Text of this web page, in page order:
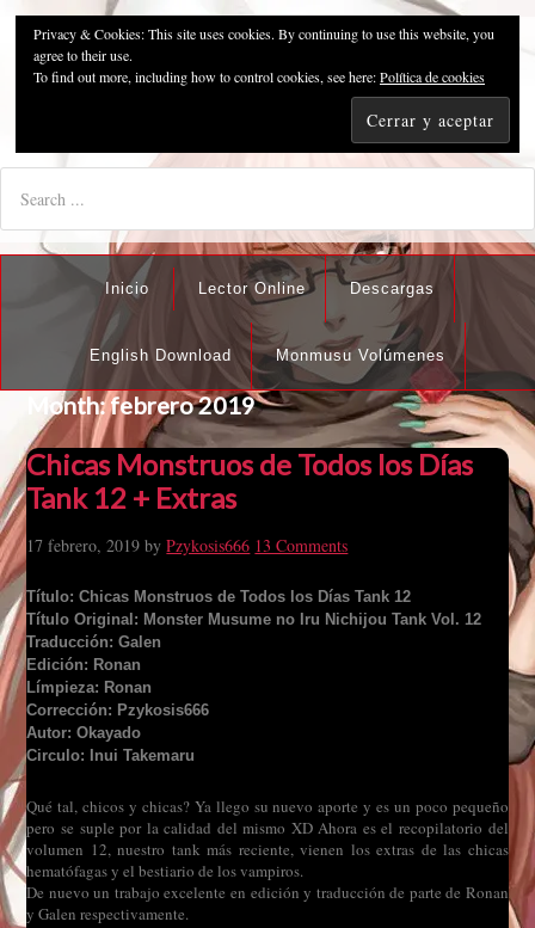
Pzykosis666HFansub
"I'm the best there is at what I do, but what I do best isn't very
Inicio Lector Online Descargas
English Download Monmusu Volúmenes
Month:febrero 2019
Chicas Monstruos de Todos los Días
Tank 12 + Extras
17 febrero, 2019 byPzykosis666 13 Comments
Título: Chicas Monstruos de Todos los Días Tank 12
Título Original: Monster Musume no Iru Nichijou Tank Vol. 12
Traducción: Galen
Edición: Ronan
Límpieza: Ronan
Corrección: Pzykosis666
Autor: Okayado
Circulo: Inui Takemaru
Qué tal, chicos y chicas? Ya llego su nuevo aporte y es un poco pequeño
pero se suple por la calidad del mismo XD Ahora es el recopilatorio del
volumen 12, nuestro tank más reciente, vienen los extras de las chicas
hematófagas y el bestiario de los vampiros.
De nuevo un trabajo excelente en edición y traducción de parte de Ronan
y Galen respectivamente.
Privacy & Cookies: This site uses cookies. By continuing to use this website, you
agree to their use.
To find out more, including how to control cookies, see here:Política de cookies